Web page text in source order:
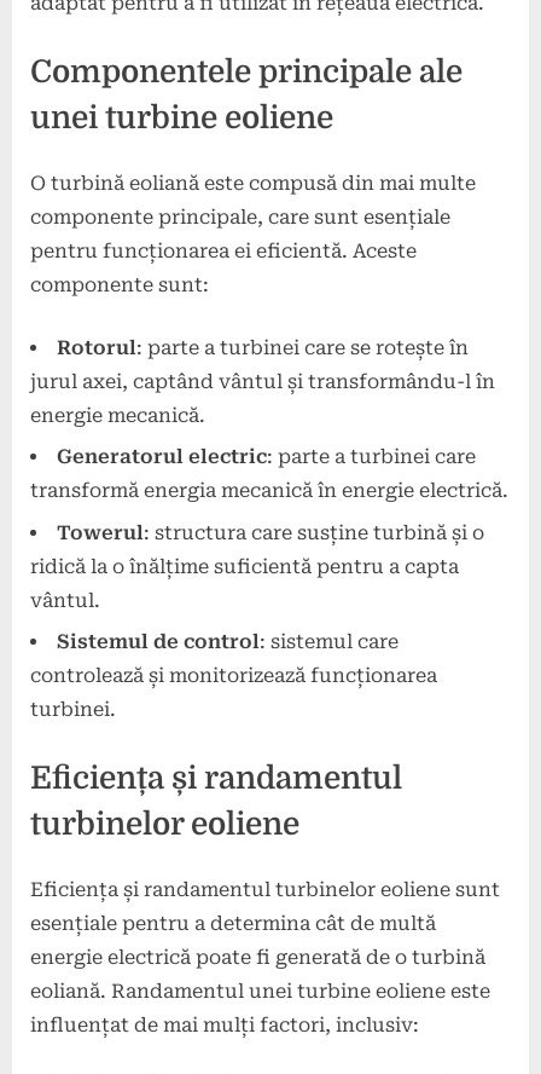
Componentele principale ale
unei turbine eoliene
O turbină eoliană este compusă din mai multe
componente principale, care sunt esențiale
pentru funcționarea ei eficientă. Aceste
componente sunt:
Rotorul: parte a turbinei care se rotește în
jurul axei, captând vântul și transformându-l în
energie mecanică.
Generatorul electric: parte a turbinei care
transformă energia mecanică în energie electrică.
Towerul: structura care susține turbină și o
ridică la o înălțime suficientă pentru a capta
vântul.
Sistemul de control: sistemul care
controlează și monitorizează funcționarea
turbinei.
Eficiența și randamentul
turbinelor eoliene
Eficiența și randamentul turbinelor eoliene sunt
esențiale pentru a determina cât de multă
energie electrică poate fi generată de o turbină
eoliană. Randamentul unei turbine eoliene este
influențat de mai mulți factori, inclusiv: